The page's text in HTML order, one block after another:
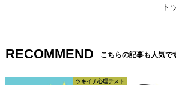
ト
RECOMMEND こちらの記事も人気で
ツキイチ心理テスト